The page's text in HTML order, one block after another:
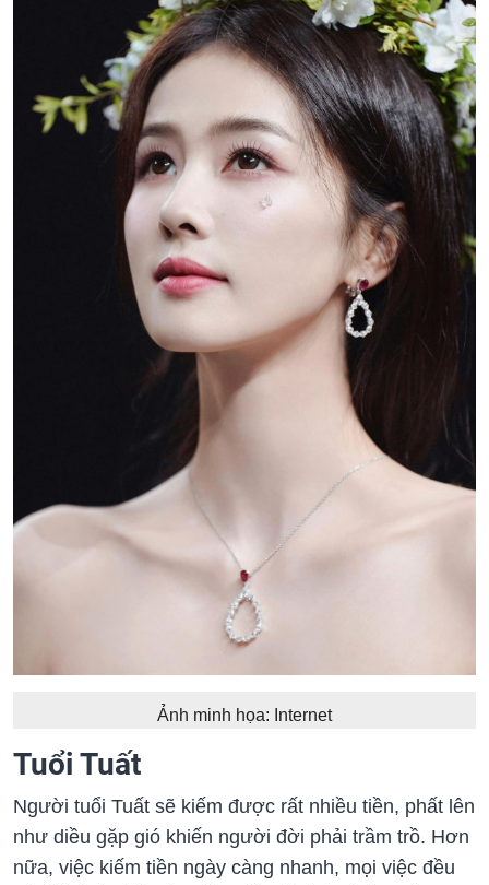
Ảnh minh họa: Internet
Tuổi Tuất
Người tuổi Tuất sẽ kiếm được rất nhiều tiền, phất lên
như diều gặp gió khiến người đời phải trầm trồ. Hơn
nữa, việc kiếm tiền ngày càng nhanh, mọi việc đều